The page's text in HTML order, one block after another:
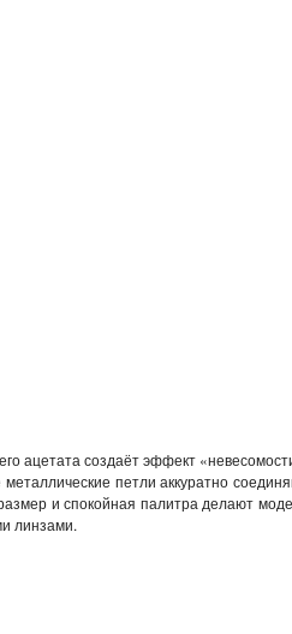
ацетата создаёт эффект
петли аккуратно
и спокойная палитра делают
линзами.